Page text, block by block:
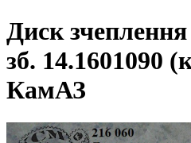
Диск
зб. 14.1601090
КамАЗ